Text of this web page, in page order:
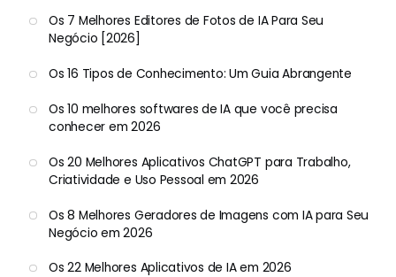
Os 7 Melhores Editores de Fotos de IA Para Seu
Negócio [2026]
Os 16 Tipos de Conhecimento: Um Guia Abrangente
Os 10 melhores softwares de IA que você precisa
conhecer em 2026
Os 20 Melhores Aplicativos ChatGPT para Trabalho,
Criatividade e Uso Pessoal em 2026
Os 8 Melhores Geradores de Imagens com IA para Seu
Negócio em 2026
Os 22 Melhores Aplicativos de IA em 2026